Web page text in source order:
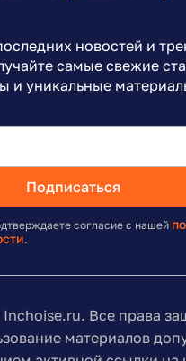
новостей и
самые свежие
и уникальные
Подписаться
согласие с нашей
.
Inchoise.ru. Все права
материалов